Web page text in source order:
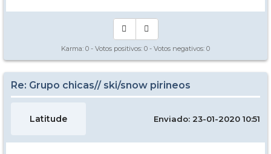
Karma: 0 - Votos positivos: 0 - Votos negativos: 0
Re: Grupo chicas// ski/snow pirineos
Latitude Enviado: 23-01-2020 10:51